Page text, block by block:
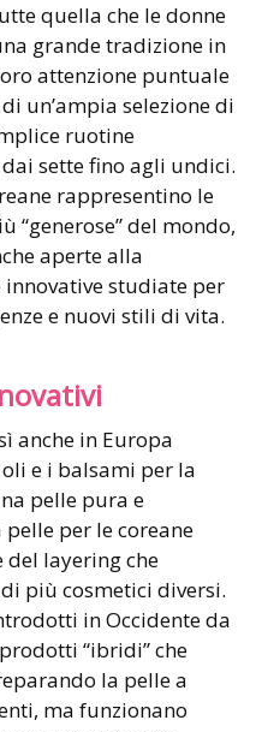
quella che le donne
grande tradizione in
attenzione puntuale
un’ampia selezione di
ruotine
sette fino agli undici.
rappresentino le
“generose” del mondo,
aperte alla
studiate per
e nuovi stili di vita.
anche in Europa
e i balsami per la
pelle pura e
per le coreane
del layering che
più cosmetici diversi.
in Occidente da
“ibridi” che
la pelle a
ma funzionano